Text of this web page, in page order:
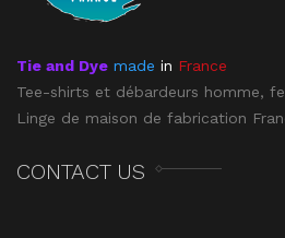
Tie and Dye made in France
Tee-shirts et débardeurs homme,
Linge de maison de fabrication
CONTACT US